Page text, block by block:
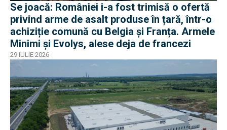
Se joacă: României i-a fost trimisă o ofertă
privind arme de asalt produse în țară, într-o
achiziție comună cu Belgia și Franța. Armele
Minimi și Evolys, alese deja de francezi
29 IULIE 2026